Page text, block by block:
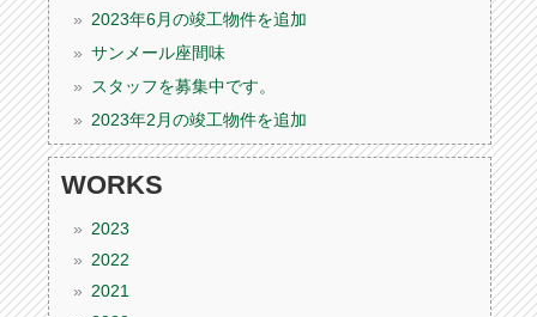
2023年6月の竣工物件を追加
サンメール座間味
スタッフを募集中です。
2023年2月の竣工物件を追加
WORKS
2023
2022
2021